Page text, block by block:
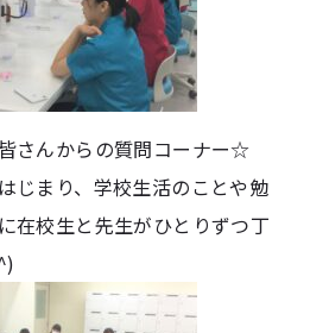
さんからの質問コーナー☆
じまり、学校生活のことや勉
在校生と先生がひとりずつ丁